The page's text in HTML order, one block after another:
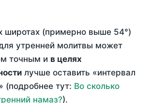
широтах (примерно выше 54°)
утренней молитвы может
точным и в целях
лучше оставить «интервал
(подробнее тут: Во сколько
намаз?).